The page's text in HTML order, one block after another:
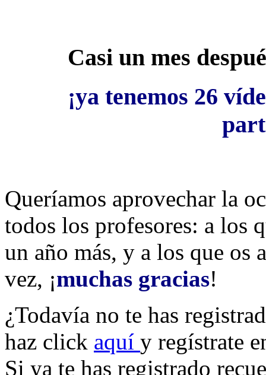
Casi un mes
¡ya tenemos 26
Queríamos aprovechar la
todos los profesores: a los
un año más, y a los que os
vez, ¡muchas gracias!
¿Todavía no te has
haz click aquí y regístrate
Si ya te has registrado